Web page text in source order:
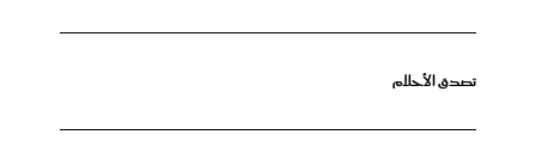
تصدق الأحلام